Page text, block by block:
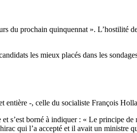
du prochain quinquennat ». L’hostilité
les mieux placés dans les
entière -, celle du socialiste François
s’est borné à indiquer : « Le principe de
qui l’a accepté et il avait un ministre